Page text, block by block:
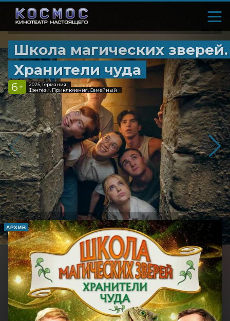
Школа магических зверей.
Хранители чуда
6 +
2025, Германия
Фэнтези, Приключения, Семейный
АРХИВ